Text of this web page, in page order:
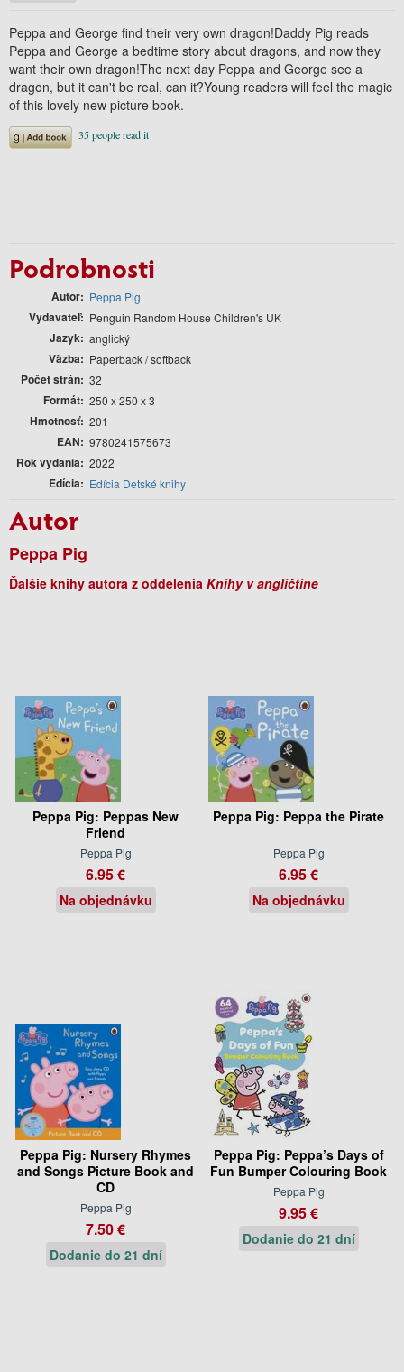
Peppa and George find their very own dragon!Daddy Pig reads
Peppa and George a bedtime story about dragons, and now they
want their own dragon!The next day Peppa and George see a
dragon, but it can't be real, can it?Young readers will feel the magic
of this lovely new picture book.
Podrobnosti
Autor Peppa Pig
Vydavateľ Penguin Random House Children's UK
Jazyk anglický
Väzba Paperback / softback
Počet strán 32
Formát 250 x 250 x 3
Hmotnosť 201
EAN 9780241575673
Rok vydania 2022
Edícia Edícia Detské knihy
Autor
Peppa Pig
Ďalšie knihy autora z oddelenia Knihy v angličtine
Peppa Pig: Peppas New
Friend
Peppa Pig
6.95 €
Na objednávku
Peppa Pig: Peppa the Pirate
Peppa Pig
6.95 €
Na objednávku
Peppa Pig: Nursery Rhymes
and Songs Picture Book and
CD
Peppa Pig
7.50 €
Dodanie do 21 dní
Peppa Pig: Peppa’s Days of
Fun Bumper Colouring Book
Peppa Pig
9.95 €
Dodanie do 21 dní